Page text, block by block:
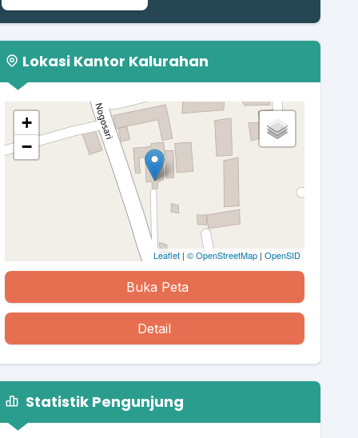
Lokasi Kantor Kalurahan
+
−
Leaflet| © OpenStreetMap| OpenSID
Buka Peta
Detail
Statistik Pengunjung